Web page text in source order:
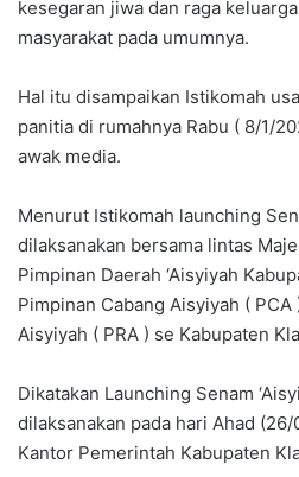
kesegaran jiwa dan raga
masyarakat pada umumnya.
Hal itu disampaikan Istikomah
panitia di rumahnya Rabu ( 8/1/
awak media.
Menurut Istikomah launching
dilaksanakan bersama lintas
Pimpinan Daerah ‘Aisyiyah
Pimpinan Cabang Aisyiyah (
Aisyiyah ( PRA ) se Kabupaten
Dikatakan Launching Senam
dilaksanakan pada hari Ahad
Kantor Pemerintah Kabupaten